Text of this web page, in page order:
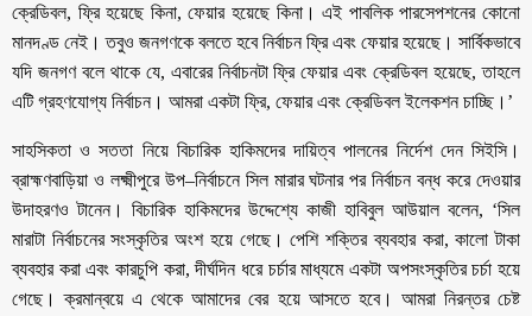
ক্রেডিবল, ফ্রি হয়েছে কিনা, ফেয়ার হয়েছে কিনা। এই পাবলিক পারসেপশনের কোনো
মানদণ্ড নেই। তবুও জনগণকে বলতে হবে নির্বাচন ফ্রি এবং ফেয়ার হয়েছে। সার্বিকভাবে
যদি জনগণ বলে থাকে যে, এবারের নির্বাচনটা ফ্রি ফেয়ার এবং ক্রেডিবল হয়েছে, তাহলে
এটি গ্রহণযোগ্য নির্বাচন। আমরা একটা ফ্রি, ফেয়ার এবং ক্রেডিবল ইলেকশন চাচ্ছি।’
সাহসিকতা ও সততা নিয়ে বিচারিক হাকিমদের দায়িত্ব পালনের নির্দেশ দেন সিইসি।
ব্রাহ্মণবাড়িয়া ও লক্ষ্মীপুরে উপ–নির্বাচনে সিল মারার ঘটনার পর নির্বাচন বন্ধ করে দেওয়ার
উদাহরণও টানেন। বিচারিক হাকিমদের উদ্দেশ্যে কাজী হাবিবুল আউয়াল বলেন, ‘সিল
মারাটা নির্বাচনের সংস্কৃতির অংশ হয়ে গেছে। পেশি শক্তির ব্যবহার করা, কালো টাকা
ব্যবহার করা এবং কারচুপি করা, দীর্ঘদিন ধরে চর্চার মাধ্যমে একটা অপসংস্কৃতির চর্চা হয়ে
গেছে। ক্রমান্বয়ে এ থেকে আমাদের বের হয়ে আসতে হবে। আমরা নিরন্তর চেষ্ট